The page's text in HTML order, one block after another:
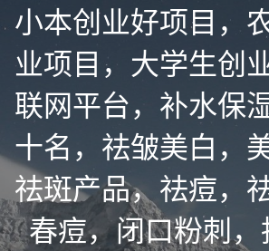
小本创业好项目，
业项目，大学生创
联网平台，补水保
十名，祛皱美白，
祛斑产品，祛痘，
春痘，闭口粉刺